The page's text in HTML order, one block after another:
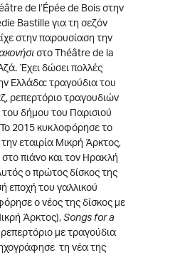
de l’Épée de Bois στην
Bastille για τη σεζόν
στην παρουσίαση την
στο Théâtre de la
Έχει δώσει πολλές
Ελλάδα: τραγούδια του
ρεπερτόριο τραγουδιών
δήμου του Παρισιού
Το 2015 κυκλοφόρησε το
εταιρία Μικρή Άρκτος,
πιάνο και τον Ηρακλή
ο πρώτος δίσκος της
εποχή του γαλλικού
ο νέος της δίσκος με
Άρκτος),Songs for a
με τραγούδια
τη νέα της